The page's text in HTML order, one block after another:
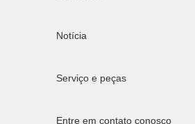
Notícia
Serviço e peças
Entre em contato conosco